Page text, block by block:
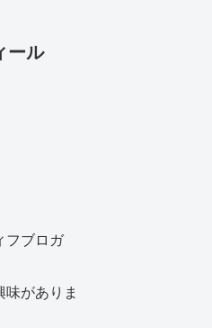
ール
フブロガ
味がありま